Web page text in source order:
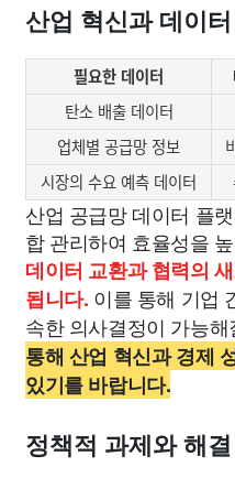
산업 혁신과 데이
필요한 데이터
탄소 배출 데이터
업체별 공급망 정보
시장의 수요 예측 데이터
산업 공급망 데이터 플
합 관리하여 효율성을
데이터 교환과 협력의
됩니다. 이를 통해 기업
속한 의사결정이 가능
통해 산업 혁신과 경제
있기를 바랍니다.
정책적 과제와 해